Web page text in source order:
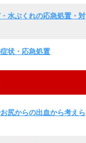
水ぶくれの応急処置・対
状・応急処置
尻からの出血から考えら